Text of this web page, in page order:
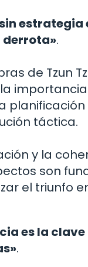
estrategia
derrota».
de Tzun
táctica.
y la
son
el triunfo
es la
.